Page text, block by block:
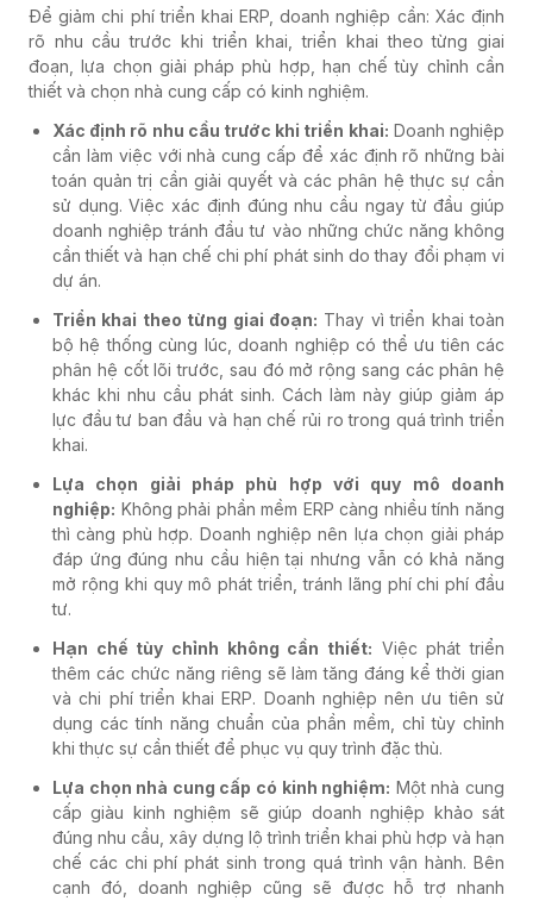
Để giảm chi phí triển khai ERP, doanh nghiệp cần: Xác định
rõ nhu cầu trước khi triển khai, triển khai theo từng giai
đoạn, lựa chọn giải pháp phù hợp, hạn chế tùy chỉnh cần
thiết và chọn nhà cung cấp có kinh nghiệm.
Xác định rõ nhu cầu trước khi triển khai: Doanh nghiệp
cần làm việc với nhà cung cấp để xác định rõ những bài
toán quản trị cần giải quyết và các phân hệ thực sự cần
sử dụng. Việc xác định đúng nhu cầu ngay từ đầu giúp
doanh nghiệp tránh đầu tư vào những chức năng không
cần thiết và hạn chế chi phí phát sinh do thay đổi phạm vi
dự án.
Triển khai theo từng giai đoạn: Thay vì triển khai toàn
bộ hệ thống cùng lúc, doanh nghiệp có thể ưu tiên các
phân hệ cốt lõi trước, sau đó mở rộng sang các phân hệ
khác khi nhu cầu phát sinh. Cách làm này giúp giảm áp
lực đầu tư ban đầu và hạn chế rủi ro trong quá trình triển
khai.
Lựa chọn giải pháp phù hợp với quy mô doanh
nghiệp: Không phải phần mềm ERP càng nhiều tính năng
thì càng phù hợp. Doanh nghiệp nên lựa chọn giải pháp
đáp ứng đúng nhu cầu hiện tại nhưng vẫn có khả năng
mở rộng khi quy mô phát triển, tránh lãng phí chi phí đầu
tư.
Hạn chế tùy chỉnh không cần thiết: Việc phát triển
thêm các chức năng riêng sẽ làm tăng đáng kể thời gian
và chi phí triển khai ERP. Doanh nghiệp nên ưu tiên sử
dụng các tính năng chuẩn của phần mềm, chỉ tùy chỉnh
khi thực sự cần thiết để phục vụ quy trình đặc thù.
Lựa chọn nhà cung cấp có kinh nghiệm: Một nhà cung
cấp giàu kinh nghiệm sẽ giúp doanh nghiệp khảo sát
đúng nhu cầu, xây dựng lộ trình triển khai phù hợp và hạn
chế các chi phí phát sinh trong quá trình vận hành. Bên
cạnh đó, doanh nghiệp cũng sẽ được hỗ trợ nhanh